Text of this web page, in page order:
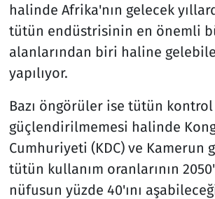
halinde Afrika'nın gelecek
tütün endüstrisinin en önemli
alanlarından biri haline
yapılıyor.
Bazı öngörüler ise tütün
güçlendirilmemesi halinde
Cumhuriyeti (KDC) ve Kamerun
tütün kullanım oranlarının
nüfusun yüzde 40'ını